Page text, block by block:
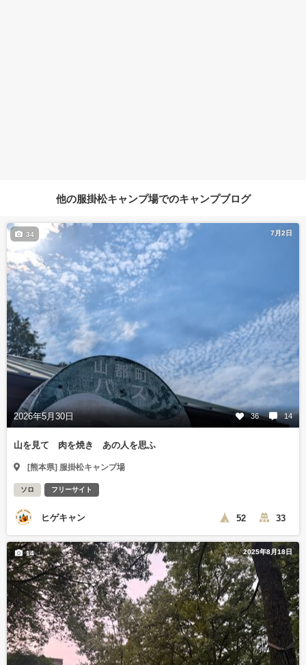
他の服掛松キャンプ場でのキャンプブログ
7月2日
2026年5月30日 36 14
34
山を見て 肉を焼き あの人を思ふ
[熊本県] 服掛松キャンプ場
ソロ フリーサイト
ヒゲキャン 52 33
2025年8月18日
14